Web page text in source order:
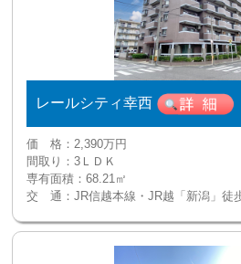
レールシティ幸西
価 格：2,390万円
間取り：3ＬＤＫ
専有面積：68.21㎡
交 通：JR信越本線・JR越「新潟」徒